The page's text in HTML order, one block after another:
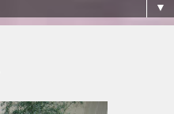
▼